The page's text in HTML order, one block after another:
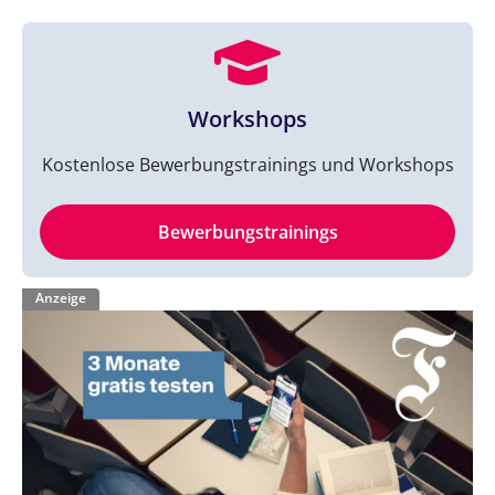
Workshops
Kostenlose Bewerbungstrainings und Workshops
Bewerbungstrainings
Anzeige